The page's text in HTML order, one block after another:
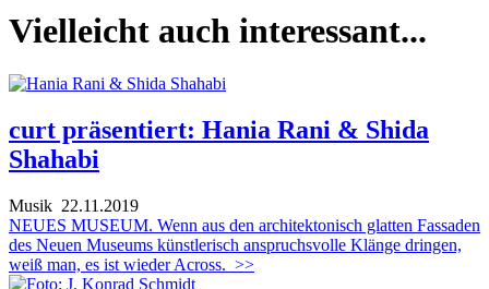
Vielleicht auch interessant...
curt präsentiert: Hania Rani & Shida
Shahabi
Musik 22.11.2019
NEUES MUSEUM. Wenn aus den architektonisch glatten Fassaden
des Neuen Museums künstlerisch anspruchsvolle Klänge dringen,
weiß man, es ist wieder Across. >>